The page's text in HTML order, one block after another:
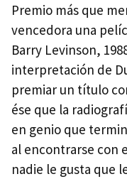
Premio más que
vencedora una
Barry Levinson,
interpretación de
premiar un título
ése que la
en genio que
al encontrarse con
nadie le gusta que